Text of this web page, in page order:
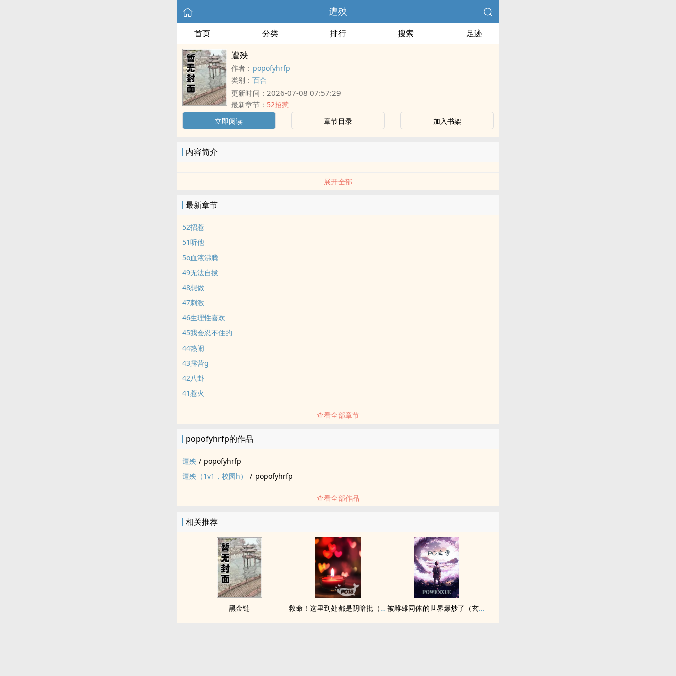
遭殃
首页 分类 排行 搜索 足迹
遭殃
作者： popofyhrfp
类别： 百合
更新时间： 2026-07-08 07:57:29
最新章节： 52招惹
立即阅读
章节目录 加入书架
内容简介
展开全部
最新章节
52招惹
51听他
5o血液沸腾
49无法自拔
48想做
47刺激
46生理性喜欢
45我会忍不住的
44热闹
43露营g
42八卦
41惹火
查看全部章节
popofyhrfp的作品
遭殃 / popofyhrfp
遭殃（1v1，校园h）
/ popofyhrfp
查看全部作品
相关推荐
黑金链 救命！这里到处都是阴暗批（西幻NPH） 被雌雄同体的世界爆炒了（玄幻nph）